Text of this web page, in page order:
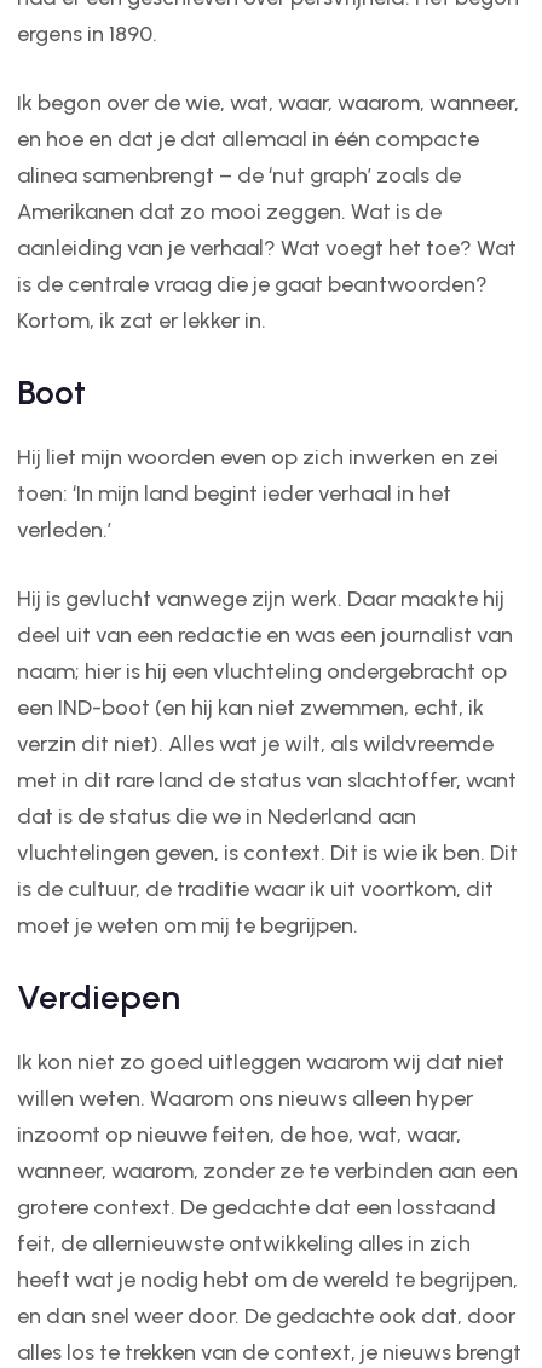
ergens in 1890.
Ik begon over de wie, wat, waar, waarom, wanneer,
en hoe en dat je dat allemaal in één compacte
alinea samenbrengt – de ‘nut graph’ zoals de
Amerikanen dat zo mooi zeggen. Wat is de
aanleiding van je verhaal? Wat voegt het toe? Wat
is de centrale vraag die je gaat beantwoorden?
Kortom, ik zat er lekker in.
Boot
Hij liet mijn woorden even op zich inwerken en zei
toen: ‘In mijn land begint ieder verhaal in het
verleden.’
Hij is gevlucht vanwege zijn werk. Daar maakte hij
deel uit van een redactie en was een journalist van
naam; hier is hij een vluchteling ondergebracht op
een IND-boot (en hij kan niet zwemmen, echt, ik
verzin dit niet). Alles wat je wilt, als wildvreemde
met in dit rare land de status van slachtoffer, want
dat is de status die we in Nederland aan
vluchtelingen geven, is context. Dit is wie ik ben. Dit
is de cultuur, de traditie waar ik uit voortkom, dit
moet je weten om mij te begrijpen.
Verdiepen
Ik kon niet zo goed uitleggen waarom wij dat niet
willen weten. Waarom ons nieuws alleen hyper
inzoomt op nieuwe feiten, de hoe, wat, waar,
wanneer, waarom, zonder ze te verbinden aan een
grotere context. De gedachte dat een losstaand
feit, de allernieuwste ontwikkeling alles in zich
heeft wat je nodig hebt om de wereld te begrijpen,
en dan snel weer door. De gedachte ook dat, door
alles los te trekken van de context, je nieuws brengt